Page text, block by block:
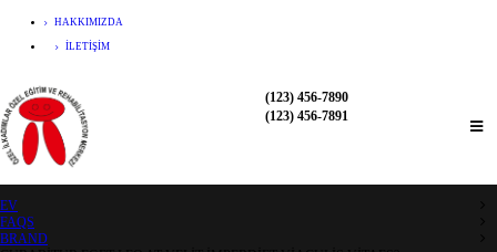
HAKKIMIZDA
İLETIŞIM
(123) 456-7890
(123) 456-7891
EV
FAQS
BRAND